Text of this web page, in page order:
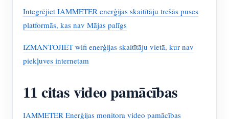
Integrējiet IAMMETER enerģijas skaitītāju trešās puses
platformās, kas nav Mājas palīgs
IZMANTOJIET wifi enerģijas skaitītāju vietā, kur nav
piekļuves internetam
11 citas video pamācības
IAMMETER Enerģijas monitora video pamācības